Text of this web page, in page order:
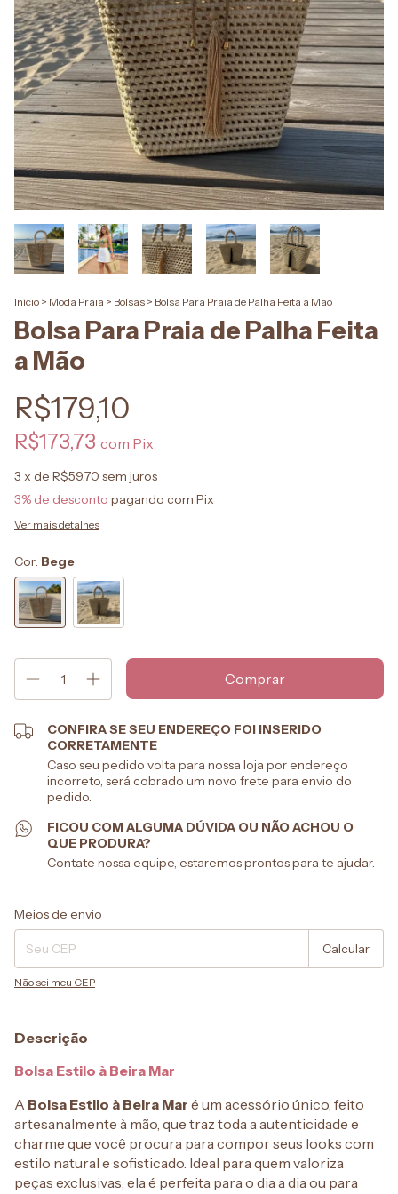
Início > Moda Praia > Bolsas > Bolsa Para Praia de Palha Feita a Mão
Bolsa Para Praia de Palha Feita
a Mão
R$179,10
R$173,73 com Pix
3 x de R$59,70 sem juros
3% de desconto pagando com Pix
Ver mais detalhes
Cor: Bege
CONFIRA SE SEU ENDEREÇO FOI INSERIDO
CORRETAMENTE
Caso seu pedido volta para nossa loja por endereço
incorreto, será cobrado um novo frete para envio do
pedido.
FICOU COM ALGUMA DÚVIDA OU NÃO ACHOU O
QUE PRODURA?
Contate nossa equipe, estaremos prontos para te ajudar.
Entregas para o CEP:
Meios de envio
Calcular
Não sei meu CEP
Descrição
Bolsa Estilo à Beira Mar
A Bolsa Estilo à Beira Mar é um acessório único, feito
artesanalmente à mão, que traz toda a autenticidade e
charme que você procura para compor seus looks com
estilo natural e sofisticado. Ideal para quem valoriza
peças exclusivas, ela é perfeita para o dia a dia ou para